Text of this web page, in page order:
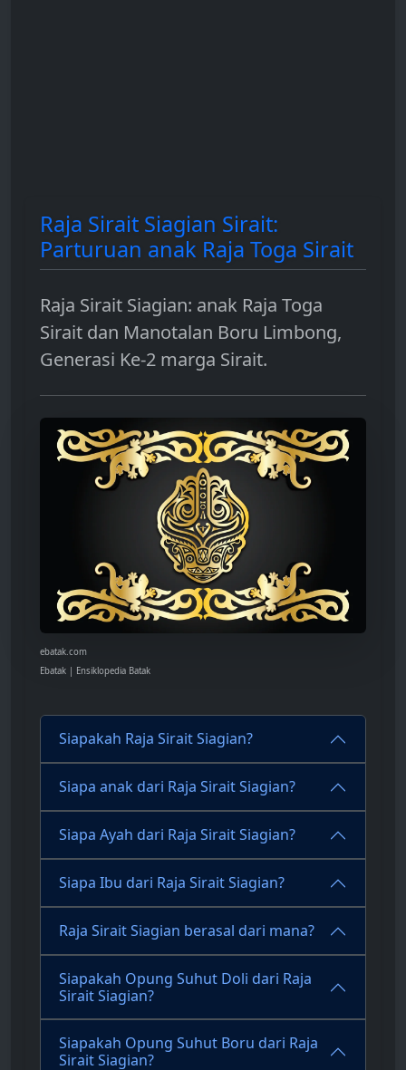
Raja Sirait Siagian Sirait:
Parturuan anak Raja Toga Sirait
Raja Sirait Siagian: anak Raja Toga
Sirait dan Manotalan Boru Limbong,
Generasi Ke-2 marga Sirait.
ebatak.com
Ebatak | Ensiklopedia Batak
Siapakah Raja Sirait Siagian?
Siapa anak dari Raja Sirait Siagian?
Siapa Ayah dari Raja Sirait Siagian?
Siapa Ibu dari Raja Sirait Siagian?
Raja Sirait Siagian berasal dari mana?
Siapakah Opung Suhut Doli dari Raja
Sirait Siagian?
Siapakah Opung Suhut Boru dari Raja
Sirait Siagian?